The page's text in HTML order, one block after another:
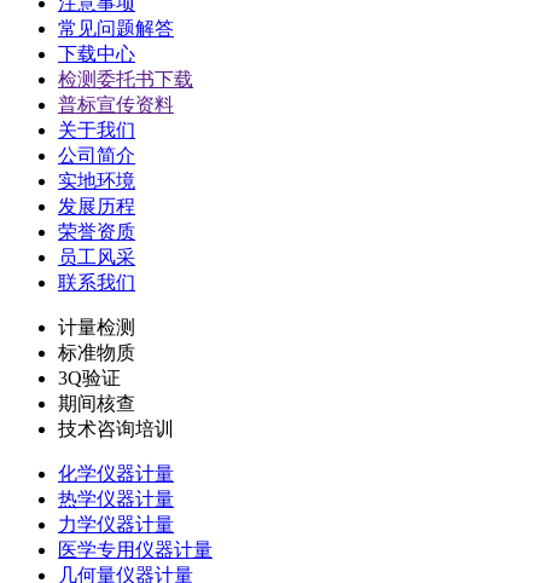
常见问题解答
下载中心
检测委托书下载
普标宣传资料
关于我们
公司简介
实地环境
发展历程
荣誉资质
员工风采
联系我们
计量检测
标准物质
3Q验证
期间核查
技术咨询培训
化学仪器计量
热学仪器计量
力学仪器计量
医学专用仪器计量
几何量仪器计量